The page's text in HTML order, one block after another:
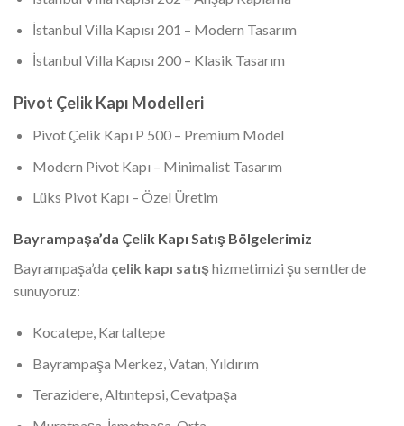
İstanbul Villa Kapısı 201 – Modern Tasarım
İstanbul Villa Kapısı 200 – Klasik Tasarım
Pivot Çelik Kapı Modelleri
Pivot Çelik Kapı P 500 – Premium Model
Modern Pivot Kapı – Minimalist Tasarım
Lüks Pivot Kapı – Özel Üretim
Bayrampaşa’da Çelik Kapı Satış Bölgelerimiz
Bayrampaşa’da çelik kapı satışhizmetimizi şu semtlerde
sunuyoruz:
Kocatepe, Kartaltepe
Bayrampaşa Merkez, Vatan, Yıldırım
Terazidere, Altıntepsi, Cevatpaşa